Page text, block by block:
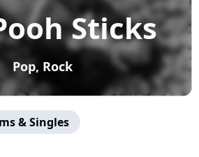
Sticks
Pop, Rock
& Singles